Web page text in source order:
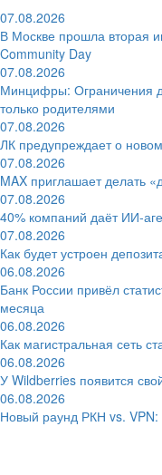
07.08.2026
В Москве прошла вторая
Community Day
07.08.2026
Минцифры: Ограничения
только родителями
07.08.2026
ЛК предупреждает о
07.08.2026
MAX приглашает делать
07.08.2026
40% компаний даёт
07.08.2026
Как будет устроен
06.08.2026
Банк России привёл
месяца
06.08.2026
Как магистральная сеть
06.08.2026
У Wildberries появится
06.08.2026
Новый раунд РКН vs. VPN: